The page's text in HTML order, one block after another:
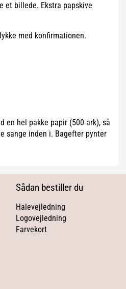
et billede. Ekstra papskive
med konfirmationen.
en hel pakke papir (500 ark), så
sange inden i. Bagefter pynter
Sådan bestiller du
Halevejledning
Logovejledning
Farvekort